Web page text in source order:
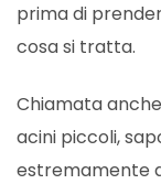
prima di
cosa si tratta.
Chiamata
acini piccoli,
estremamente